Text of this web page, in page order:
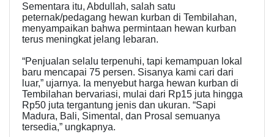
Sementara itu, Abdullah, salah satu
peternak/pedagang hewan kurban di Tembilahan,
menyampaikan bahwa permintaan hewan kurban
terus meningkat jelang lebaran.
“Penjualan selalu terpenuhi, tapi kemampuan lokal
baru mencapai 75 persen. Sisanya kami cari dari
luar,” ujarnya. Ia menyebut harga hewan kurban di
Tembilahan bervariasi, mulai dari Rp15 juta hingga
Rp50 juta tergantung jenis dan ukuran. “Sapi
Madura, Bali, Simental, dan Prosal semuanya
tersedia,” ungkapnya.